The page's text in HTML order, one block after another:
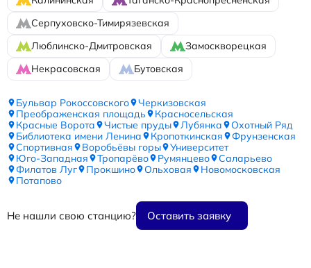
Серпуховско-Тимирязевская
Люблинско-Дмитровская
Замоскворецкая
Некрасовская
Бутовская
Бульвар Рокоссовского
Черкизовская
Преображенская площадь
Красносельская
Красные Ворота
Чистые пруды Лубянка
Охотный Ряд
Библиотека имени Ленина
Кропоткинская
Фрунзенская
Спортивная
Воробьёвы горы
Университет
Юго-Западная
Тропарёво Румянцево
Саларьево
Филатов Луг
Прокшино Ольховая
Новомосковская
Потапово
Не нашли свою станцию? Оставить заявку